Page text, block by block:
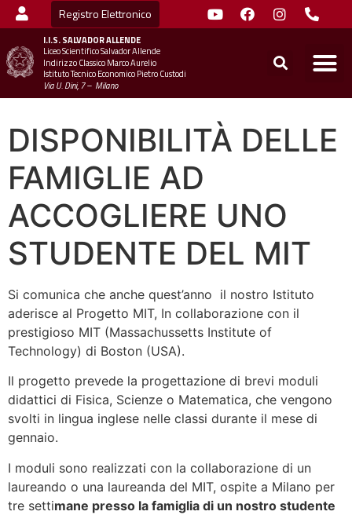
Registro Elettronico
I.I.S.SALVADOR ALLENDE
Liceo Scientifico Salvador Allende
Indirizzo Classico Marco Aurelio
Istituto Tecnico Economico Pietro Custodi
Via U. Dini, 7 – Milano
DISPONIBILITÀ DELLE
FAMIGLIE AD
ACCOGLIERE UNO
STUDENTE DEL MIT
Si comunica che anche quest’anno il nostro Istituto
aderisce al Progetto MIT, In collaborazione con il
prestigioso MIT (Massachussetts Institute of
Technology) di Boston (USA).
Il progetto prevede la progettazione di brevi moduli
didattici di Fisica, Scienze o Matematica, che vengono
svolti in lingua inglese nelle classi durante il mese di
gennaio.
I moduli sono realizzati con la collaborazione di un
laureando o una laureanda del MIT, ospite a Milano per
tre settimane presso la famiglia di un nostro studente